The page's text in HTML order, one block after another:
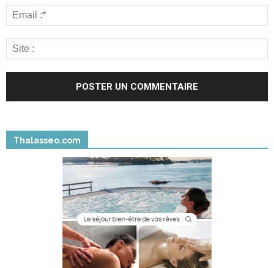
Thalasseo.com